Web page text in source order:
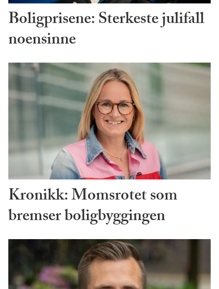
Boligprisene: Sterkeste julifall
noensinne
Kronikk: Momsrotet som
bremser boligbyggingen